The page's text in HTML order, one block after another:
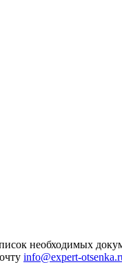
необходимых
info@expert-